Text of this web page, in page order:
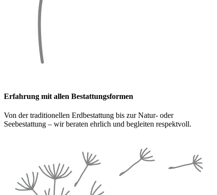
Erfahrung mit allen Bestattungsformen
Von der traditionellen Erdbestattung bis zur Natur- oder
Seebestattung – wir beraten ehrlich und begleiten respektvoll.